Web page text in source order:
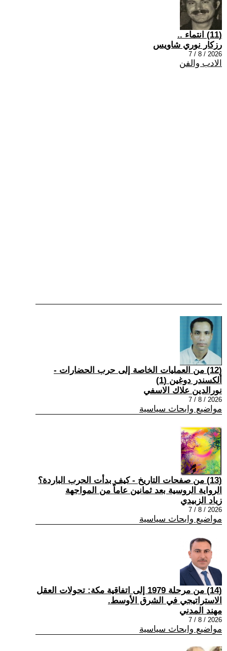
(11) انتماء ..
رزكار نوري شاويس
2026 / 8 / 7
الادب والفن
(12) من العمليات الخاصة إلى حرب الحضارات -
ألكسندر دوغين (1)
نورالدين علاك الاسفي
2026 / 8 / 7
مواضيع وابحاث سياسية
(13) من صفحات التاريخ - كيف بدأت الحرب الباردة؟
الرواية الروسية بعد ثمانين عاماً من المواجهة
زياد الزبيدي
2026 / 8 / 7
مواضيع وابحاث سياسية
(14) من مرحلة 1979 إلى اتفاقية مكة: تحولات العقل
الاستراتيجي في الشرق الأوسط.
مهند المدني
2026 / 8 / 7
مواضيع وابحاث سياسية